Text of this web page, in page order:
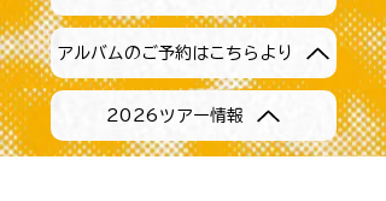
アルバムのご予約はこちらより
2026ツアー情報